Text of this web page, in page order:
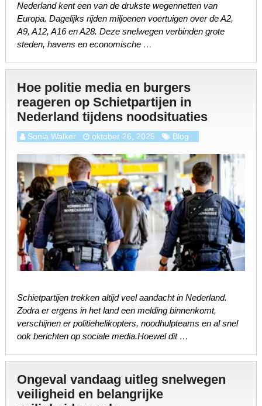
Nederland kent een van de drukste wegennetten van
Europa. Dagelijks rijden miljoenen voertuigen over de A2,
A9, A12, A16 en A28. Deze snelwegen verbinden grote
steden, havens en economische …
Hoe politie media en burgers
reageren op Schietpartijen in
Nederland tijdens noodsituaties
Sonia Walker oktober 26, 2025 Blog
Schietpartijen trekken altijd veel aandacht in Nederland.
Zodra er ergens in het land een melding binnenkomt,
verschijnen er politiehelikopters, noodhulpteams en al snel
ook berichten op sociale media.Hoewel dit …
Ongeval vandaag uitleg snelwegen
veiligheid en belangrijke